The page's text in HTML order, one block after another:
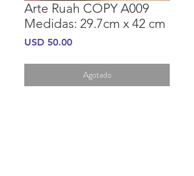
Arte Ruah COPY A009
Medidas: 29.7cm x 42 cm
USD 50.00Precio
Agotado